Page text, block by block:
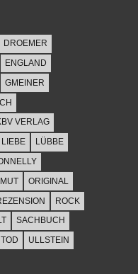
DROEMER
ENGLAND
GMEINER
VERLAG
LIEBE
LÜBBE
MUT
ORIGINAL
ROCK
SACHBUCH
TOD
ULLSTEIN